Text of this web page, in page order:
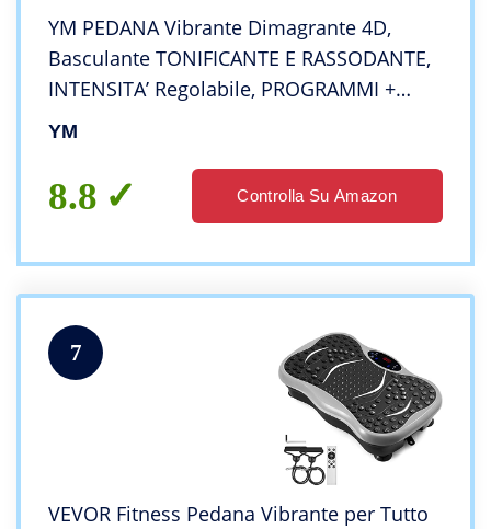
YM PEDANA Vibrante Dimagrante 4D,
Basculante TONIFICANTE E RASSODANTE,
INTENSITA’ Regolabile, PROGRAMMI +
Auto, Display Touch, Elastici Fitness +
300W (Nero)
YM
8.8 Controlla Su Amazon
7
VEVOR Fitness Pedana Vibrante per Tutto